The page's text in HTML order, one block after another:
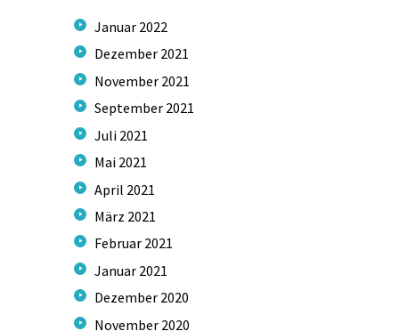
Januar 2022
Dezember 2021
November 2021
September 2021
Juli 2021
Mai 2021
April 2021
März 2021
Februar 2021
Januar 2021
Dezember 2020
November 2020